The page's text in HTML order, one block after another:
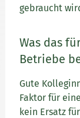
gebraucht
Was das
Betriebe
Gute
Faktor für
kein Ersatz